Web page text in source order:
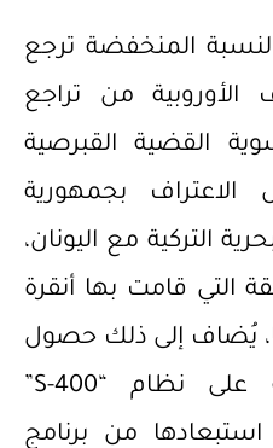
المنخفضة ترجع
الأوروبية من تراجع
القضية القبرصية
بجمهورية
التركية مع اليونان،
التي قامت بها أنقرة
يُضاف إلى ذلك حصول
القوات الجوية التركية على نظام “S-400”
من برنامج